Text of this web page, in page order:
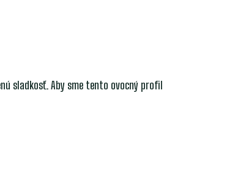
sladkosť. Aby sme tento ovocný profil